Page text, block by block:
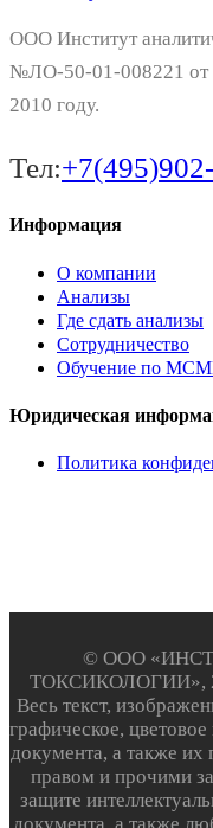
ООО Институт
№ЛО-50-01-008221 от
2010 году.
Тел:
Информация
О компании
Анализы
Где сдать анализы
Сотрудничество
Обучение по
Юридическая
Политика
© ООО
ТОКСИКОЛОГИИ»,
Весь текст,
графическое,
документа, а также
правом и прочими
защите